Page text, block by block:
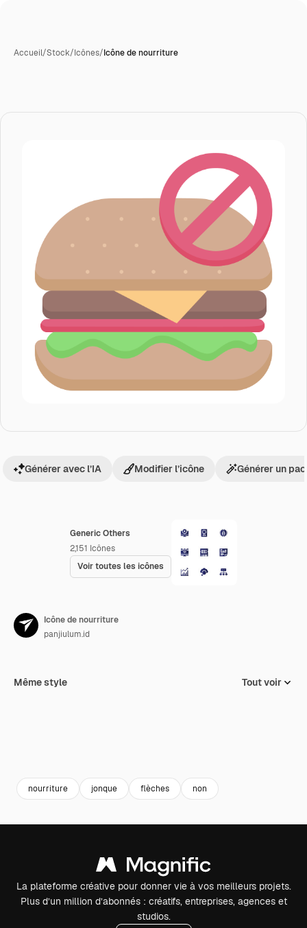
Accueil/Stock/Icônes/Icône de nourriture
Generic Others
2,151 Icônes
Voir toutes les icônes
Générer avec l’IA Modifier l’icône Générer un
Icône de nourriture
panjiulum.id
Même style Tout voir
nourriture jonque flèches non
La plateforme créative pour donner vie à vos meilleurs projets.
Plus d’un million d’abonnés : créatifs, entreprises, agences et
studios.